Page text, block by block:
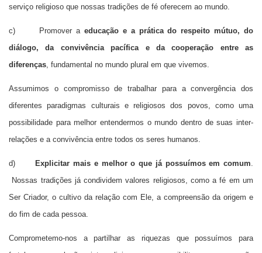
serviço religioso que nossas tradições de fé oferecem ao mundo.
c) Promover a educação e a prática do respeito mútuo, do
diálogo, da convivência pacífica e da cooperação entre as
diferenças, fundamental no mundo plural em que vivemos.
Assumimos o compromisso de trabalhar para a convergência dos
diferentes paradigmas culturais e religiosos dos povos, como uma
possibilidade para melhor entendermos o mundo dentro de suas inter-
relações e a convivência entre todos os seres humanos.
d) Explicitar mais e melhor o que já possuímos em comum.
Nossas tradições já condividem valores religiosos, como a fé em um
Ser Criador, o cultivo da relação com Ele, a compreensão da origem e
do fim de cada pessoa.
Comprometemo-nos a partilhar as riquezas que possuímos para